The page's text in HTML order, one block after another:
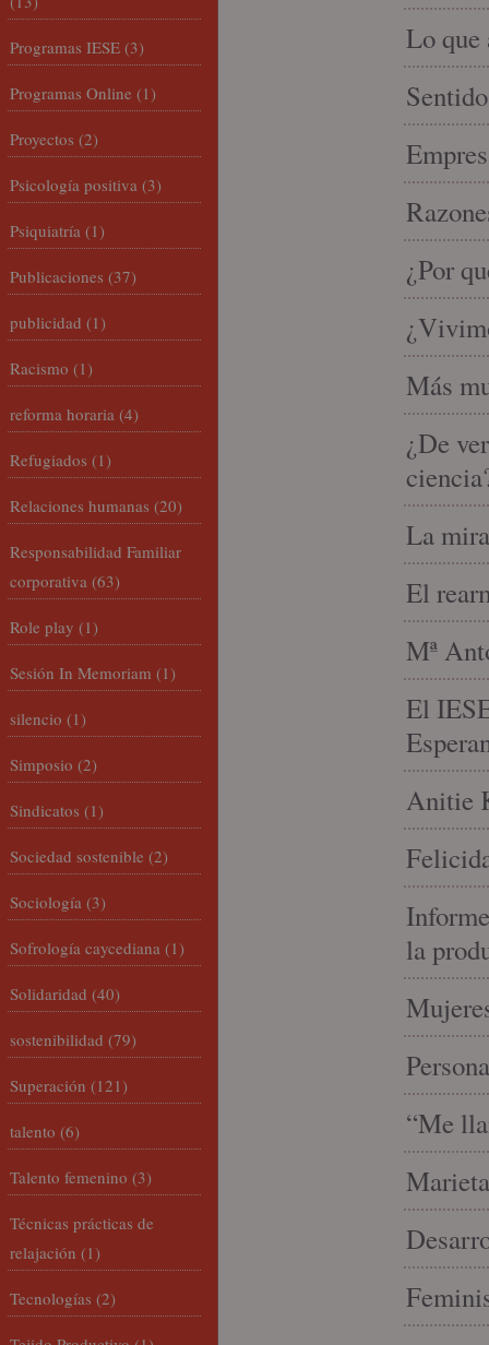
Lo que
¿Por
Más
¿De
La
El
Mª
El
Anitie
la
“Me
Programas IESE (3)
Programas Online (1)
Proyectos (2)
Psicología positiva (3)
Psiquiatría (1)
Publicaciones (37)
publicidad (1)
Racismo (1)
reforma horaria (4)
Refugiados (1)
Relaciones humanas (20)
Responsabilidad Familiar
corporativa (63)
Role play (1)
Sesión In Memoriam (1)
silencio (1)
Simposio (2)
Sindicatos (1)
Sociedad sostenible (2)
Sociología (3)
Sofrología caycediana (1)
Solidaridad (40)
sostenibilidad (79)
Superación (121)
talento (6)
Talento femenino (3)
Técnicas prácticas de
relajación (1)
Tecnologías (2)